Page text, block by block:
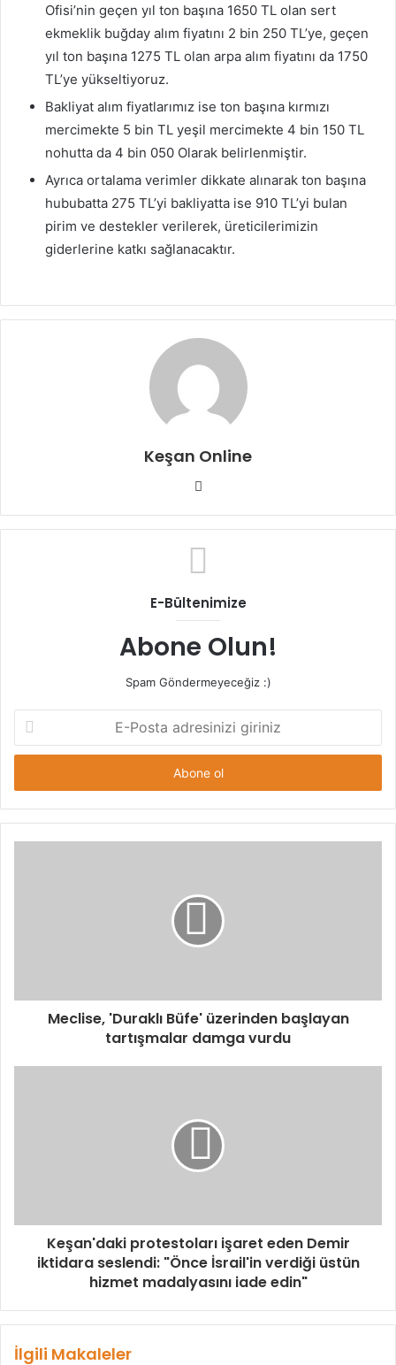
Ofisi’nin geçen yıl ton başına 1650 TL olan sert
ekmeklik buğday alım fiyatını 2 bin 250 TL’ye, geçen
yıl ton başına 1275 TL olan arpa alım fiyatını da 1750
TL’ye yükseltiyoruz.
Bakliyat alım fiyatlarımız ise ton başına kırmızı
mercimekte 5 bin TL yeşil mercimekte 4 bin 150 TL
nohutta da 4 bin 050 Olarak belirlenmiştir.
Ayrıca ortalama verimler dikkate alınarak ton başına
hububatta 275 TL’yi bakliyatta ise 910 TL’yi bulan
pirim ve destekler verilerek, üreticilerimizin
giderlerine katkı sağlanacaktır.
Keşan Online
Web
E-Bültenimize
Abone Olun!
Spam Göndermeyeceğiz :)
Posta
adresinizi
Meclise, 'Duraklı Büfe' üzerinden başlayan
tartışmalar damga vurdu
Keşan'daki protestoları işaret eden Demir
iktidara seslendi: "Önce İsrail'in verdiği üstün
hizmet madalyasını iade edin"
İlgili Makaleler